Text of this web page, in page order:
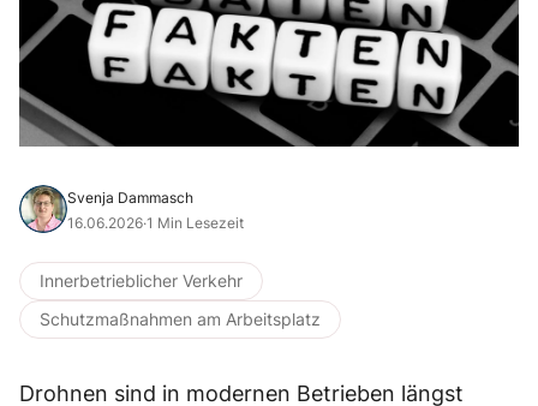
Svenja Dammasch
16.06.2026·1 Min Lesezeit
Innerbetrieblicher Verkehr
Schutzmaßnahmen am Arbeitsplatz
Drohnen sind in modernen Betrieben längst